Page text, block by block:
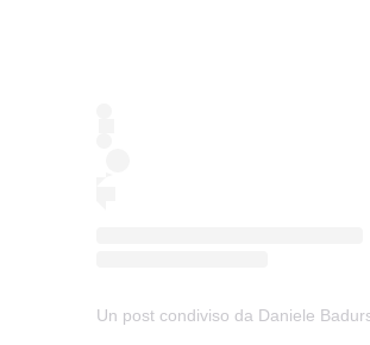
Un post condiviso da Daniele